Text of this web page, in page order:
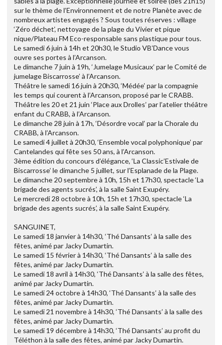
sur le thème de l’Environnement et de notre Planète avec de
nombreux artistes engagés ? Sous toutes réserves : village
‘Zéro déchet’, nettoyage de la plage du Vivier et pique
nique/Plateau FM Eco-responsable sans plastique pour tous.
Le samedi 6 juin à 14h et 20h30, le Studio VB’Dance vous
ouvre ses portes à l’Arcanson.
Le dimanche 7 juin à 19h, ‘Jumelage Musicaux’ par le Comité de
jumelage Biscarrosse’ à l’Arcanson.
Théâtre le samedi 16 juin à 20h30, ‘Médée’ par la compagnie
les temps qui courent à l’Arcanson, proposé par le CRABB.
Théâtre les 20 et 21 juin ‘Place aux Drolles’ par l’atelier théâtre
enfant du CRABB, à l’Arcanson.
Le dimanche 28 juin à 17h, ‘Désordre vocal’ par la Chorale du
CRABB, à l’Arcanson.
Le samedi 4 juillet à 20h30, ‘Ensemble vocal polyphonique’ par
Cantelandes qui fête ses 50 ans, à l’Arcanson.
3ème édition du concours d’élégance, ‘La Classic’Estivale de
Biscarrosse’ le dimanche 5 juillet, sur l’Esplanade de la Plage.
Le dimanche 20 septembre à 10h, 15h et 17h30, spectacle ‘La
brigade des agents sucrés’, à la salle Saint Exupéry.
Le mercredi 28 octobre à 10h, 15h et 17h30, spectacle ‘La
brigade des agents sucrés’, à la salle Saint Exupéry.
SANGUINET,
Le samedi 18 janvier à 14h30, ‘Thé Dansants’ à la salle des
fêtes, animé par Jacky Dumartin.
Le samedi 15 février à 14h30, ‘Thé Dansants’ à la salle des
fêtes, animé par Jacky Dumartin.
Le samedi 18 avril à 14h30, ‘Thé Dansants’ à la salle des fêtes,
animé par Jacky Dumartin.
Le samedi 24 octobre à 14h30, ‘Thé Dansants’ à la salle des
fêtes, animé par Jacky Dumartin.
Le samedi 21 novembre à 14h30, ‘Thé Dansants’ à la salle des
fêtes, animé par Jacky Dumartin.
Le samedi 19 décembre à 14h30, ‘Thé Dansants’ au profit du
Téléthon à la salle des fêtes, animé par Jacky Dumartin.